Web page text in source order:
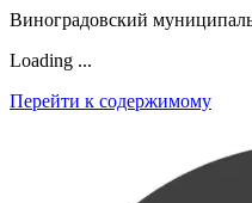
Виноградовский
Loading ...
Перейти к содержимому